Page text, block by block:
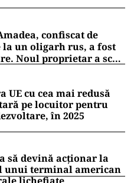
au înregistrat peste 27
Sars-CoV2 și au murit
cu toate știrile? Urmărește
WhatsApp
sunnit”: Arabia
și Pakistan își unesc